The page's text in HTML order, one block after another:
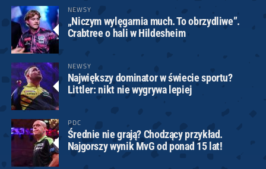
NEWSY
„Niczym wylęgarnia much. To obrzydliwe”.
Crabtree o hali w Hildesheim
NEWSY
Największy dominator w świecie sportu?
Littler: nikt nie wygrywa lepiej
PDC
Średnie nie grają? Chodzący przykład.
Najgorszy wynik MvG od ponad 15 lat!